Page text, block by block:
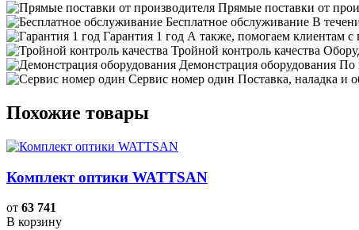
Прямые поставки от
Бесплатное обслуживание В
Гарантия 1 год А также, помогаем клиентам
Тройной контроль качества
Демонстрация оборудования По
Сервис номер один Поставка, наладка и
Похожие товары
Комплект оптики WATTSAN
от 63 741
В корзину